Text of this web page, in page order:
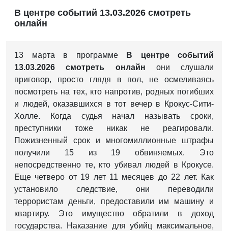
В центре событий 13.03.2026 смотреть
онлайн
13 марта в программе
В центре событий
13.03.2026 смотреть онлайн они слушали
приговор, просто глядя в пол, не осмеливаясь
посмотреть на тех, кто напротив, родных погибших
и людей, оказавшихся в тот вечер в Крокус-Сити-
Холле. Когда судья начал называть сроки,
преступники тоже никак не реагировали.
Пожизненный срок и многомиллионные штрафы
получили 15 из 19 обвиняемых. Это
непосредственно те, кто убивал людей в Крокусе.
Еще четверо от 19 лет 11 месяцев до 22 лет. Как
установило следствие, они переводили
террористам деньги, предоставили им машину и
квартиру. Это имущество обратили в доход
государства. Наказание для убийц максимальное,